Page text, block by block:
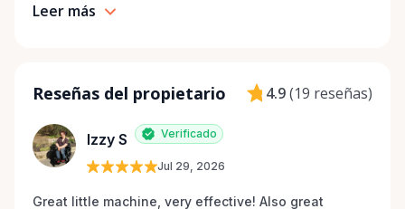
Leer más
Reseñas del propietario 4.9(19 reseñas)
Izzy S Verificado
Jul 29, 2026
Great little machine, very effective! Also great